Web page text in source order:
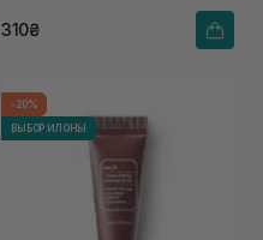
310₴
-20%
ВЫБОР ИЛОНЫ